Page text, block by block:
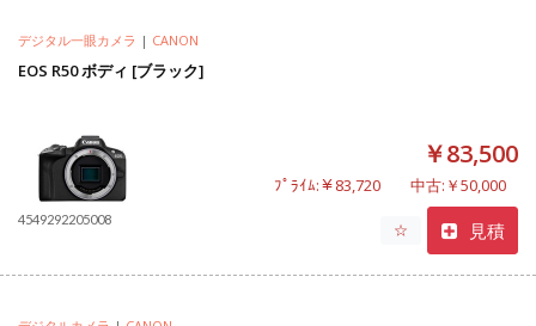
デジタル一眼カメラ | CANON
EOS R50 ボディ [ブラック]
4549292205008
￥83,500
ﾌﾟﾗｲﾑ:￥83,720 中古:￥50,000
☆ 見積